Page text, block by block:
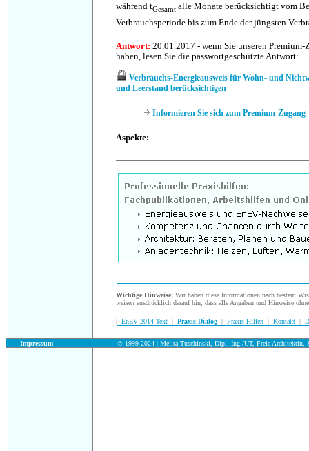
während tGesamt alle Monate berücksichtigt vom
Verbrauchsperiode bis zum Ende der jüngsten
Antwort: 20.01.2017 - wenn Sie unseren
haben, lesen Sie die passwortgeschützte Antwort:
Verbrauchs-Energieausweis für Wohn- und
und Leerstand berücksichtigen
Informieren Sie sich zum Premium-Zugang
Aspekte:
Wichtige Hinweise: Wir haben diese Informationen nach bestem
weisen ausdrücklich darauf hin, dass alle Angaben und Hinweise
| EnEV 2014 Text | Praxis-Dialog | Praxis-Hilfen | Kontakt |
Impressum © 1999-2024 | Melita Tuschinski, Dipl.-Ing./UT, Freie Architektin,